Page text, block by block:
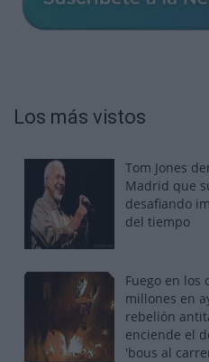
Los más vistos
Tom Jones
Madrid que
desafiando
del tiempo
Fuego en los
millones en
rebelión
enciende el
'bous al